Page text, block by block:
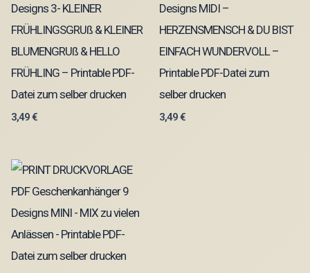
Designs 3- KLEINER
FRÜHLINGSGRUß & KLEINER
BLUMENGRUß & HELLO
FRÜHLING – Printable PDF-
Datei zum selber drucken
3,49€
Designs MIDI –
HERZENSMENSCH & DU BIST
EINFACH WUNDERVOLL –
Printable PDF-Datei zum
selber drucken
3,49€